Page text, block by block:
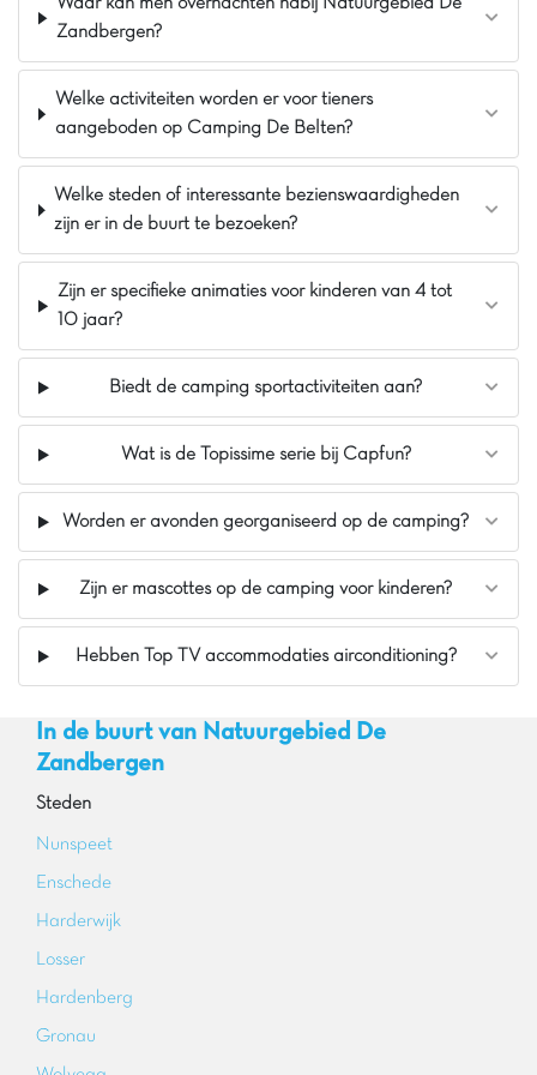
heeft de Scheepsbel 2 nieuwe zwembaden van
Pluspunten
Gelegen op De Veluwe
Gezellige indoorspeeltuin De Speelpiraat
Op nog geen 14 km van Walibi Holland
Waar kan men overnachten nabij Natuurgebied De
Zandbergen?
Welke activiteiten worden er voor tieners
aangeboden op Camping De Belten?
Welke steden of interessante bezienswaardigheden
zijn er in de buurt te bezoeken?
Zijn er specifieke animaties voor kinderen van 4 tot
10 jaar?
Biedt de camping sportactiviteiten aan?
Wat is de Topissime serie bij Capfun?
Worden er avonden georganiseerd op de camping?
Zijn er mascottes op de camping voor kinderen?
Hebben Top TV accommodaties airconditioning?
In de buurt van Natuurgebied De
Zandbergen
Steden
Nunspeet
Enschede
Harderwijk
Losser
Hardenberg
Gronau